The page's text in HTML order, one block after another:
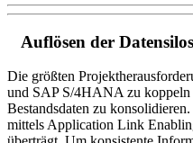
Auflösen der
Die größten
und SAP S/4HANA zu
Bestandsdaten zu
mittels Application Link